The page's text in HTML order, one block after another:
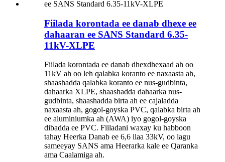
Fiilada korontada ee danab dhexe ee
dahaaran ee SANS Standard 6.35-
11kV-XLPE
Fiilada korontada ee danab dhexdhexaad ah oo
11kV ah oo leh qalabka koranto ee naxaasta ah,
shaashadda qalabka koranto ee nus-gudbinta,
dahaarka XLPE, shaashadda dahaarka nus-
gudbinta, shaashadda birta ah ee cajaladda
naxaasta ah, gogol-goyska PVC, qalabka birta ah
ee aluminiumka ah (AWA) iyo gogol-goyska
dibadda ee PVC. Fiiladani waxay ku habboon
tahay Heerka Danab ee 6,6 ilaa 33kV, oo lagu
sameeyay SANS ama Heerarka kale ee Qaranka
ama Caalamiga ah.